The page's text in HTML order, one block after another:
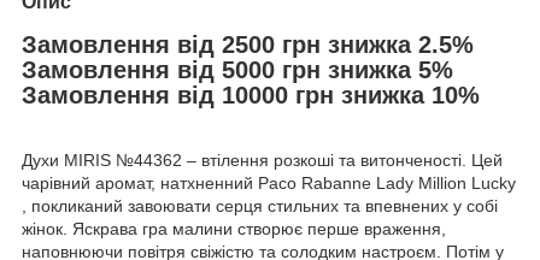
Замовлення від 2500 грн знижка 2.5%
Замовлення від 5000 грн знижка 5%
Замовлення від 10000 грн знижка 10%
Духи MIRIS №44362 – втілення розкоші та витонченості. Цей
чарівний аромат, натхненний Paco Rabanne Lady Million Lucky
, покликаний завоювати серця стильних та впевнених у собі
жінок. Яскрава гра малини створює перше враження,
наповнюючи повітря свіжістю та солодким настроєм. Потім у